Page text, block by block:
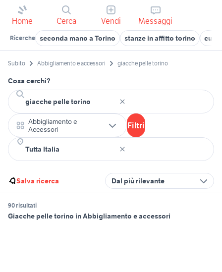
Home Cerca Vendi Messaggi
Ricerche seconda mano a Torino stanze in affitto torino
Subito Abbigliamento e accessori giacche pelle torino
Cosa cerchi?
Abbigliamento e
Accessori
Filtri
Salva ricerca Dal più rilevante
90 risultati
Giacche pelle torino in Abbigliamento e accessori